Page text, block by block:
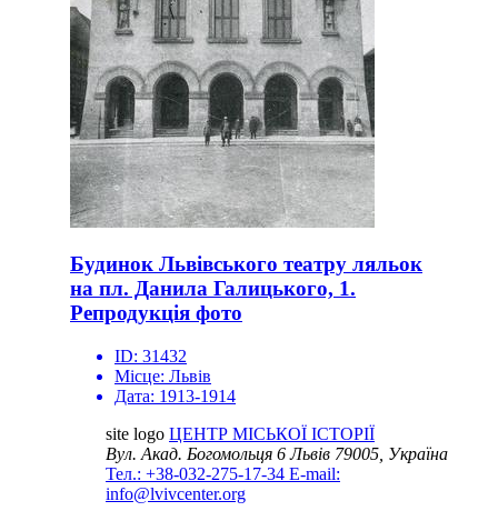
Будинок Львівського театру ляльок
на пл. Данила Галицького, 1.
Репродукція фото
ID: 31432
Місце: Львів
Дата: 1913-1914
site logo ЦЕНТР МІСЬКОЇ ІСТОРІЇ
Вул. Акад. Богомольця 6Львів 79005, Україна
Тел.: +38-032-275-17-34 E-mail:
info@lvivcenter.org